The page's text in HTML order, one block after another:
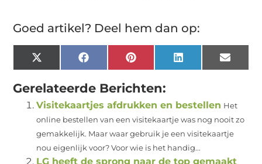
Goed artikel? Deel hem dan op:
X
(Twitter)
FacebookPinterest LinkedIn Email
Gerelateerde Berichten:
Visitekaartjes afdrukken en bestellen Het
online bestellen van een visitekaartje was nog nooit zo
gemakkelijk. Maar waar gebruik je een visitekaartje
nou eigenlijk voor? Voor wie is het handig...
LG heeft de sprong naar de top gemaakt